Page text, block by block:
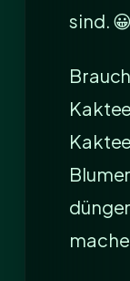
sind.